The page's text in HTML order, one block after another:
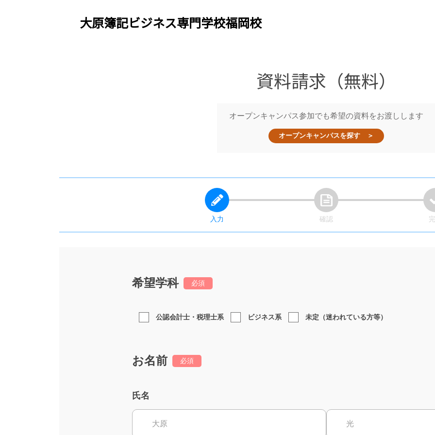
大原簿記ビジネス専門学校福岡校
資料請求（無料）
オープンキャンパス参加でも希望の資料をお渡しします
オープンキャンパスを探す ＞
入力 確認
希望学科 必須
公認会計士・税理士系 ビジネス系 未定（迷われている方等）
お名前 必須
氏名